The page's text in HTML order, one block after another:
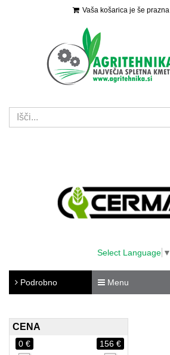
Vaša košarica je še prazna
Select Language ▼
Podrobno Menu
CENA
0 € 156 €